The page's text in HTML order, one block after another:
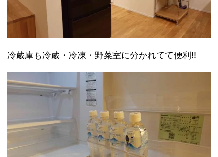
冷蔵庫も冷蔵・冷凍・野菜室に分かれてて便利!!